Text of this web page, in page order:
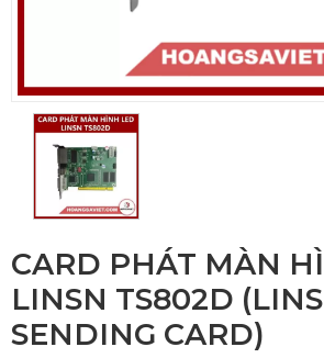
CARD PHÁT MÀN
LINSN TS802D
SENDING CARD)